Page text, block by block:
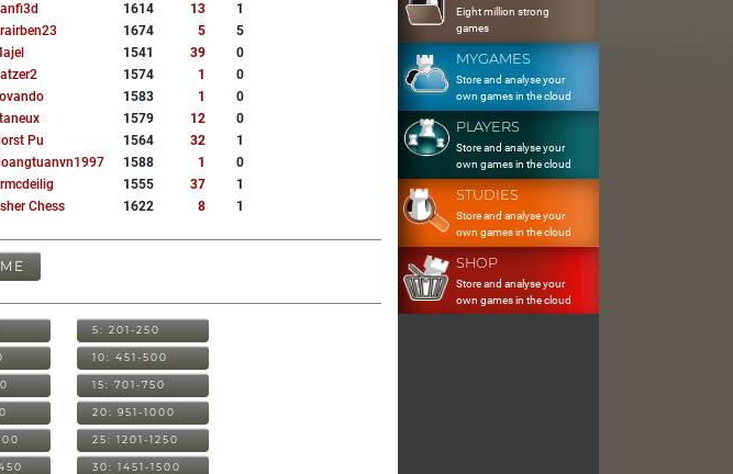
1614 13
1
1674 5
5
1541 39
0
1574 1
0
1583 1
0
1579 12
0
Pu 1564 32
1
1588 1
0
1555 37
1
Chess 1622 8 1
5: 201-250
10: 451-500
15: 701-750
20: 951-1000
25: 1201-1250
30: 1451-1500
Eight million strong
games
MYGAMES
Store and analyse your
own games in the cloud
PLAYERS
Store and analyse your
own games in the cloud
STUDIES
Store and analyse your
own games in the cloud
SHOP
Store and analyse your
own games in the cloud